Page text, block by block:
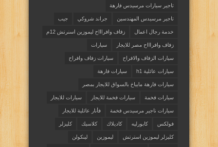
تاجير سيارات مرسيدس فارهة
تاجير مرسيدس المهندسين جراند شروكي جيب
خدمة رجال اعمال زفاف وافراااح ليموزين اسنرتش 12م
زفاف وافراااح مصر للايجار سيارات
سيارات الزفاف والافراح سيارات زفاف وافراح
سيارات عائلية h1 سيارات فارهة
سيارات فارهة مايباخ بالسواق للايجار بمصر
سيارات فخمة سيارات فخمة للايجار سيارات للايجار
سيارات ناجير مرسيدس فخمة فأنار عائلية للايجار
فولكس كابورليه كاديلاك كلاسيك كليزلر
كليزلر ليموزين استرتش ليموزين لينكولن